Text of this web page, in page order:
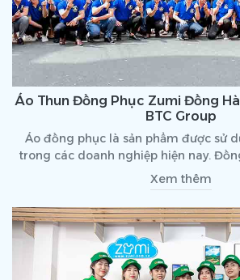
Áo Thun Đồng Phục Zumi Đồng
BTC Group
Áo đồng phục là sản phẩm được sử
trong các doanh nghiệp hiện nay.
gắn liền với doanh nghiệp trong tất cả
nên, rất nhiều ý kiến cho rằng, đồng
đến hình ảnh của doanh nghiệp.
không?
Xem thêm